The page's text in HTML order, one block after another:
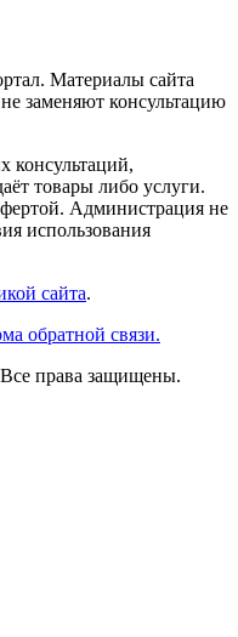
Материалы сайта
заменяют консультацию
консультаций,
товары либо услуги.
Администрация не
использования
сайта.
обратной связи.
права защищены.